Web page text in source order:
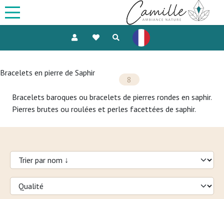
Bracelets en pierre de Saphir
8
Bracelets baroques ou bracelets de pierres rondes en saphir.
Pierres brutes ou roulées et perles facettées de saphir.